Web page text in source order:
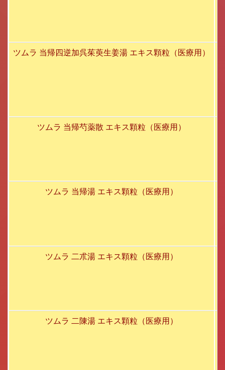
ツムラ 当帰四逆加呉茱萸生姜湯 エキス顆粒（医療用）
ツムラ 当帰芍薬散 エキス顆粒（医療用）
ツムラ 当帰湯 エキス顆粒（医療用）
ツムラ 二朮湯 エキス顆粒（医療用）
ツムラ 二陳湯 エキス顆粒（医療用）